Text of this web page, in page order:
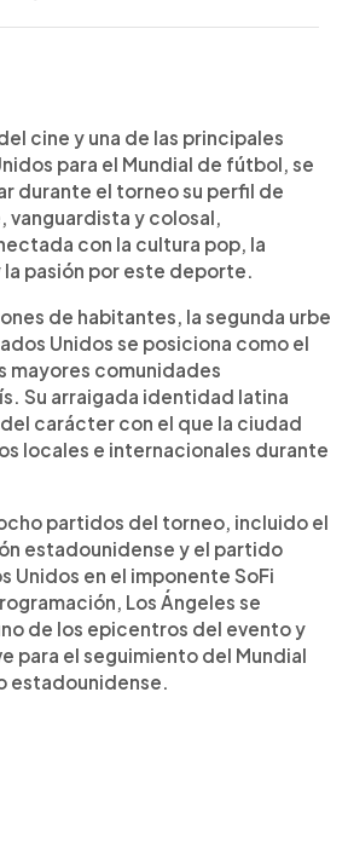
una de las principales sedes de
el Mundial de fútbol, con ocho
el debut de la selección
el SoFi Stadium. Según EFE, la
perfil de metrópolis vibrante,
pop, el cine, la identidad
futbolera. Entre sus atractivos
de la Fama, el Observatorio
Venice, LACMA y el Getty
gastronómica incluye food
oaxaqueña y restaurantes
Además, tendrá fan zones con
conciertos y actividades
cine y una de las principales
para el Mundial de fútbol, se
durante el torneo su perfil de
vanguardista y colosal,
con la cultura pop, la
pasión por este deporte.
de habitantes, la segunda urbe
Unidos se posiciona como el
mayores comunidades
Su arraigada identidad latina
carácter con el que la ciudad
locales e internacionales durante
partidos del torneo, incluido el
estadounidense y el partido
Unidos en el imponente SoFi
Los Ángeles se
de los epicentros del evento y
para el seguimiento del Mundial
estadounidense.